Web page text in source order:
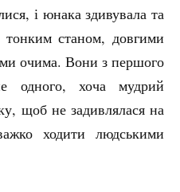
і юнака здивувала та
тонким станом, довгими
очима. Вони з першого
одного, хоча мудрий
щоб не задивлялася на
ходити людськими